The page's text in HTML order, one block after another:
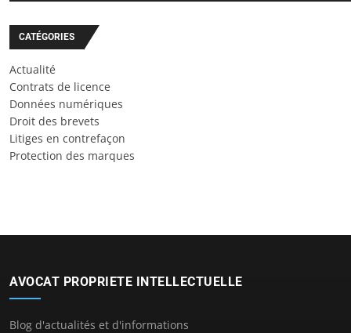
CATÉGORIES
Actualité
Contrats de licence
Données numériques
Droit des brevets
Litiges en contrefaçon
Protection des marques
AVOCAT PROPRIETE INTELLECTUELLE
Blog d'actualités et d'informations